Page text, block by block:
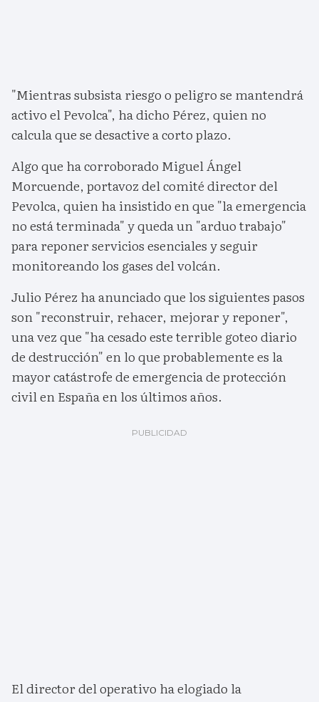
"Mientras subsista riesgo o peligro se mantendrá
activo el Pevolca", ha dicho Pérez, quien no
calcula que se desactive a corto plazo.
Algo que ha corroborado Miguel Ángel
Morcuende, portavoz del comité director del
Pevolca, quien ha insistido en que "la emergencia
no está terminada" y queda un "arduo trabajo"
para reponer servicios esenciales y seguir
monitoreando los gases del volcán.
Julio Pérez ha anunciado que los siguientes pasos
son "reconstruir, rehacer, mejorar y reponer",
una vez que "ha cesado este terrible goteo diario
de destrucción" en lo que probablemente es la
mayor catástrofe de emergencia de protección
civil en España en los últimos años.
El director del operativo ha elogiado la